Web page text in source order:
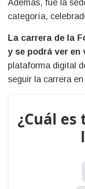
Además, fue la
categoría,
La carrera de la
y se podrá ver en
plataforma digital
seguir la carrera
¿Cuál